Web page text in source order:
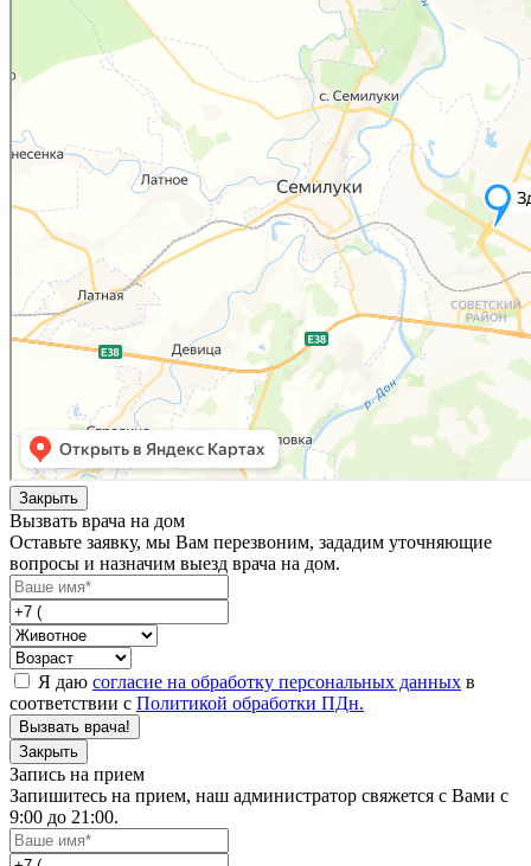
Закрыть
Вызвать врача на дом
Оставьте заявку, мы Вам перезвоним, зададим уточняющие
вопросы и назначим выезд врача на дом.
Я даю согласие на обработку персональных данных в
соответствии с Политикой обработки ПДн.
Вызвать врача!
Закрыть
Запись на прием
Запишитесь на прием, наш администратор свяжется с Вами с
9:00 до 21:00.